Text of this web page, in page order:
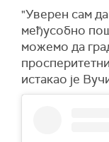
"Уверен сам
међусобно
можемо да
истакао је